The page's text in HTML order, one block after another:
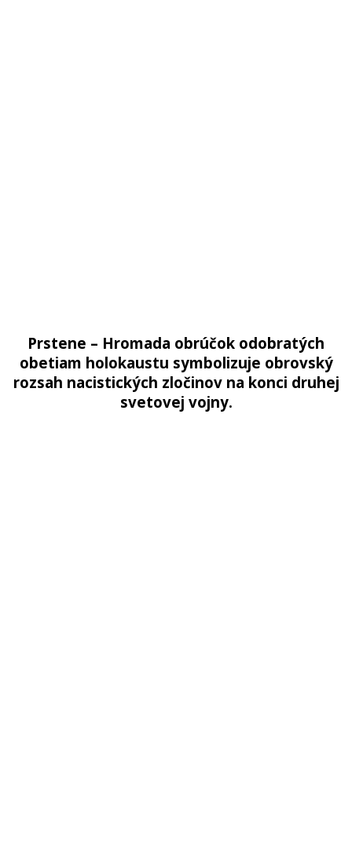
Prstene – Hromada obrúčok odobratých
obetiam holokaustu symbolizuje obrovský
rozsah nacistických zločinov na konci druhej
svetovej vojny.